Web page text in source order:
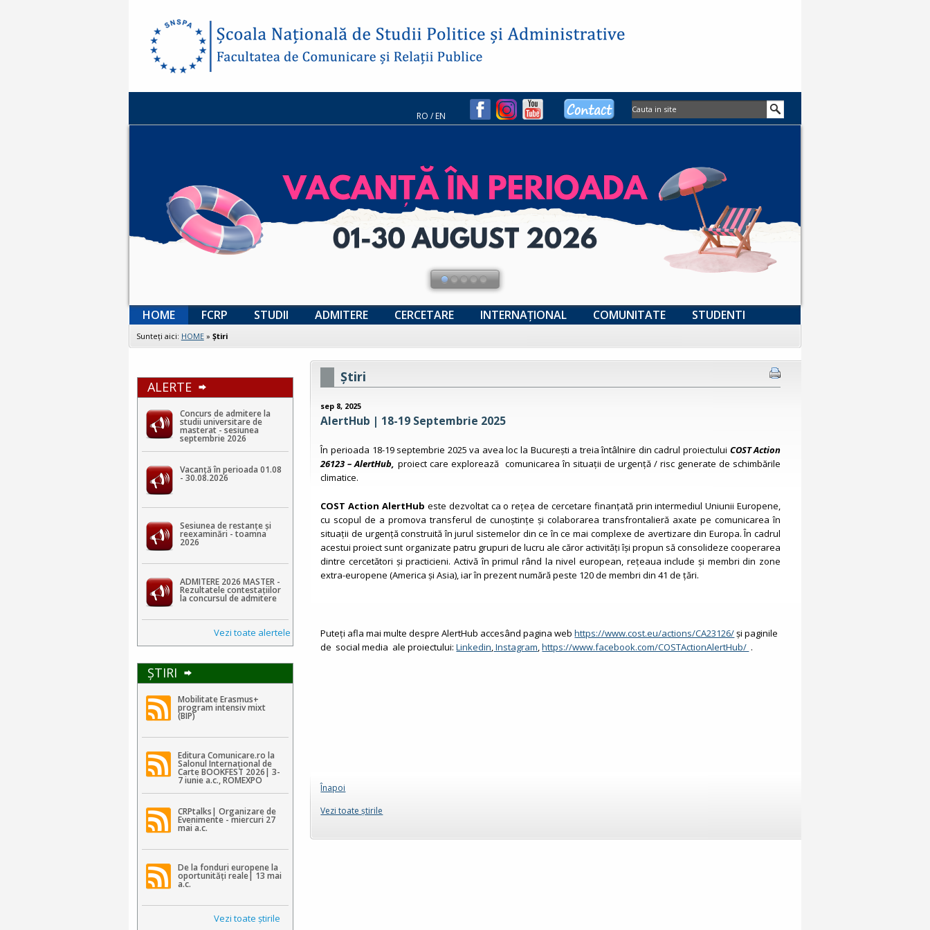
RO /EN
HOME FCRP STUDII ADMITERE CERCETARE INTERNAȚIONAL COMUNITATE STUDENTI
Sunteţi aici: HOME» Ştiri
ALERTE
Concurs de admitere la
studii universitare de
masterat - sesiunea
septembrie 2026
Vacanță în perioada 01.08
- 30.08.2026
Sesiunea de restanțe și
reexaminări - toamna
2026
ADMITERE 2026 MASTER -
Rezultatele contestaţiilor
la concursul de admitere
Vezi toate alertele
ŞTIRI
Mobilitate Erasmus+
program intensiv mixt
(BIP)
Editura Comunicare.ro la
Salonul Internațional de
Carte BOOKFEST 2026| 3-
7 iunie a.c., ROMEXPO
CRPtalks| Organizare de
Evenimente - miercuri 27
mai a.c.
De la fonduri europene la
oportunități reale| 13 mai
a.c.
Vezi toate ştirile
Ştiri
sep 8, 2025
AlertHub | 18-19 Septembrie 2025
În perioada 18-19 septembrie 2025 va avea loc la București a treia întâlnire din cadrul proiectului COST Action
26123 – AlertHub, proiect care explorează comunicarea în situații de urgență / risc generate de schimbările
climatice.
COST Action AlertHub este dezvoltat ca o rețea de cercetare finanțată prin intermediul Uniunii Europene,
cu scopul de a promova transferul de cunoștințe și colaborarea transfrontalieră axate pe comunicarea în
situații de urgență construită în jurul sistemelor din ce în ce mai complexe de avertizare din Europa. În cadrul
acestui proiect sunt organizate patru grupuri de lucru ale căror activități își propun să consolideze cooperarea
dintre cercetători și practicieni. Activă în primul rând la nivel european, rețeaua include și membri din zone
extra-europene (America și Asia), iar în prezent numără peste 120 de membri din 41 de țări.
Puteți afla mai multe despre AlertHub accesând pagina webhttps://www.cost.eu/actions/CA23126/și paginile
de social media ale proiectului:Linkedin Instagram ,https://www.facebook.com/COSTActionAlertHub/ .
Înapoi
Vezi toate ştirile